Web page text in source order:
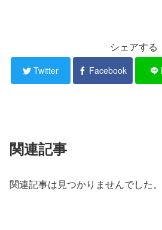
シェアする
Twitter Facebook
関連記事
関連記事は見つかりませんでした。